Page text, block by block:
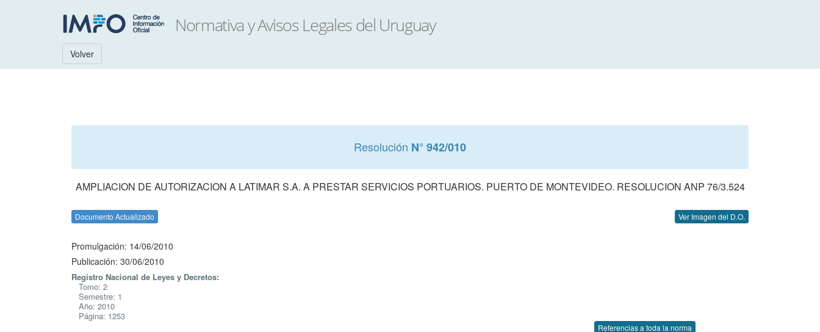
Volver
Resolución N° 942/010
AMPLIACION DE AUTORIZACION A LATIMAR S.A. A PRESTAR SERVICIOS PORTUARIOS. PUERTO DE MONTEVIDEO. RESOLUCION ANP 76/3.524
Documento Actualizado Ver Imagen del D.O.
Promulgación: 14/06/2010
Publicación: 30/06/2010
Registro Nacional de Leyes y Decretos:
Tomo: 2
Semestre: 1
Año: 2010
Página: 1253
Referencias a toda la norma